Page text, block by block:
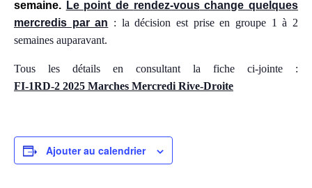
semaine. Le point de rendez-vouschange quelques
mercredis par an : la décision est prise en groupe 1 à 2
semaines auparavant.
Tous les détails en consultant la fiche ci-jointe :
FI-1RD-2 2025 Marches Mercredi Rive-Droite
Ajouter au calendrier